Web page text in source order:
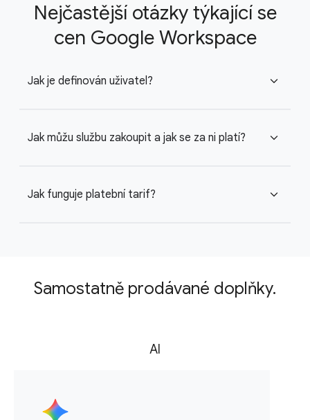
Nejčastější otázky týkající se
cen Google Workspace
Jak je definován uživatel? expand_more
Jak můžu službu zakoupit a jak se za ni platí? expand_more
Jak funguje platební tarif? expand_more
Samostatně prodávané doplňky.
AI